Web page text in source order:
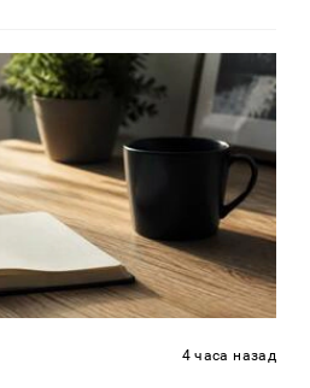
4 часа назад